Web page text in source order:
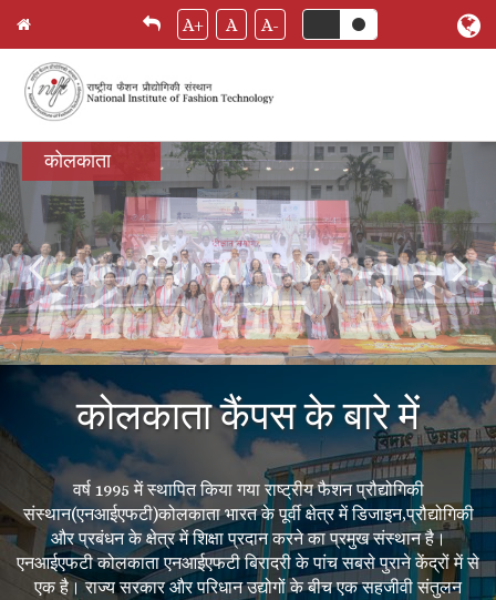
Skip
to
main
content
A+ A A-
कोलकाता
कोलकाता कैंपस के बारे में
वर्ष 1995 में स्थापित किया गया राष्ट्रीय फैशन प्रौद्योगिकी
संस्थान(एनआईएफटी)कोलकाता भारत के पूर्वी क्षेत्र में डिजाइन,प्रौद्योगिकी
और प्रबंधन के क्षेत्र में शिक्षा प्रदान करने का प्रमुख संस्थान है।
एनआईएफटी कोलकाता एनआईएफटी बिरादरी के पांच सबसे पुराने केंद्रों में से
एक है। राज्य सरकार और परिधान उद्योगों के बीच एक सहजीवी संतुलन